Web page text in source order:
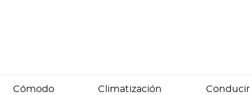
Cómodo
Climatización
Conducir